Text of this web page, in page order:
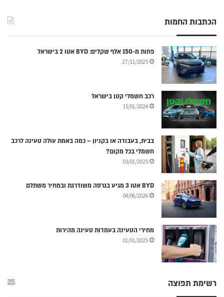
הכתבות החמות
פחות מ-150 אלף שקלים: BYD אטו 2 בישראל
27/11/2025
רכב חשמלי קטן בישראל
15/01/2024
בבית, בעבודה או בקניון – כמה באמת עולה טעינה לרכב
חשמלי בכל מקום?
03/01/2025
BYD אטו 3 מגיע בגרסה משודרגת ובמחיר משתלם
04/06/2026
מחירי הטעינה בעמדות טעינה מהירות
01/01/2025
רשימת תפוצה